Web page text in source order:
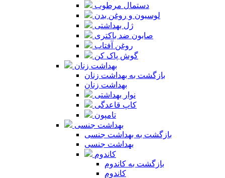
دستمال مرطوب
لوسیون و روغن بدن
ژل بهداشتی
صابون ضد باکتری
روغن آفتاب
گوش پاک کن
بهداشت زنان
بازگشت به بهداشت زنان
بهداشت زنان
نوار بهداشتی
کاپ قاعدگی
تامپون
بهداشت جنسی
بازگشت به بهداشت جنسی
بهداشت جنسی
کاندوم
بازگشت به کاندوم
کاندوم